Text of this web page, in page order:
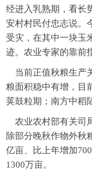
经进入乳熟期，看长
安村村民付忠志说。
受灾，在其中一块玉
迹。农业专家的靠前
当前正值秋粮生产
粮面积稳中有增，目
荚鼓粒期；南方中稻
农业农村部有关司
除部分晚秋作物外秋
亿亩、比上年增加
1300万亩。